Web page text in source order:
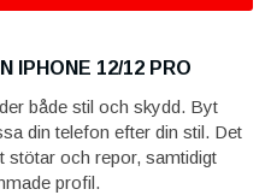
IPHONE 12/12 PRO
både stil och skydd. Byt
din telefon efter din stil. Det
stötar och repor, samtidigt
profil.